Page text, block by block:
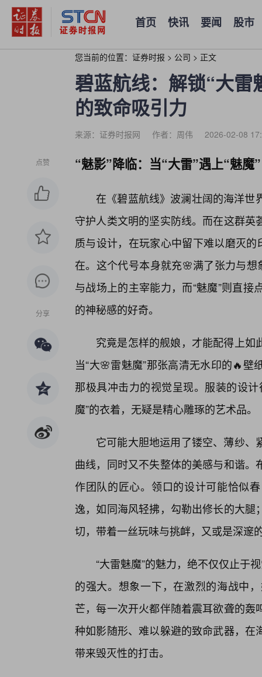
首页 快讯 要闻 股市
您当前的位置： 证券时报 > 公司 > 正文
碧蓝航线：解锁“大雷
的致命吸引力
来源：证券时报网 作者：周伟 2026-02-08
点赞
分享
“魅影”降临：当“大雷”遇上“魅魔”
在《碧蓝航线》波澜壮阔的海洋世
守护人类文明的坚实防线。而在这群
质与设计，在玩家心中留下难以磨灭
在。这个代号本身就充🌸满了张力与
与战场上的主宰能力，而“魅魔”则直
的神秘感的好奇。
究竟是怎样的舰娘，才能配得上
当“大🌸雷魅魔”那张高清无水印的🔥
那极具冲击力的视觉呈现。服装的设
魔”的衣着，无疑是精心雕琢的艺术品。
它可能大胆地运用了镂空、薄纱
曲线，同时又不失整体的美感与和谐
作团队的匠心。领口的设计可能恰似
逸，如同海风轻拂，勾勒出修长的大
切，带着一丝玩味与挑衅，又或是深邃
“大雷魅魔”的魅力，绝不仅仅止于
的强大。想象一下，在激烈的海战中
芒，每一次开火都伴随着震耳欲聋的
种如影随形、难以躲避的致命武器，
带来毁灭性的打击。